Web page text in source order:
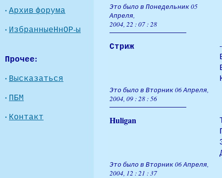
·Архив форума
· ИзбранныеНнОР-ы
Прочее:
· Высказаться
· ПБМ
· Контакт
Это было в Понедельник 05
Апреля,
2004, 22 : 07 : 28
Стриж
Это было в Вторник 06 Апреля,
2004, 09 : 28 : 56
Huligan
Это было в Вторник 06 Апреля,
2004, 12 : 21 : 37